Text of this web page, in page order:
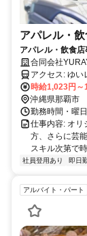
アパレル・
アパレル・飲食
応を担当して頂
合同会社
アク
時給1,023円～
沖縄県那覇市
勤務時間・曜
仕事内容: オリ
方、さらに芸
スキル次第で
社員登用あり 即日
アルバイト・パート